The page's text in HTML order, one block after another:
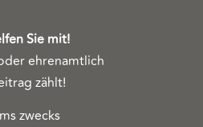
Sie mit!
ehrenamtlich
zählt!
zwecks